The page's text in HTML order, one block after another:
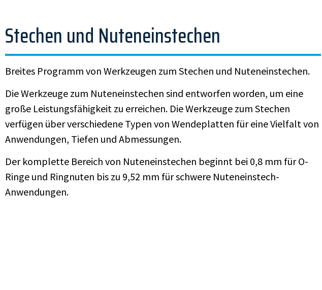
Stechen und Nuteneinstechen
Breites Programm von Werkzeugen zum Stechen und Nuteneinstechen.
Die Werkzeuge zum Nuteneinstechen sind entworfen worden, um eine
große Leistungsfähigkeit zu erreichen. Die Werkzeuge zum Stechen
verfügen über verschiedene Typen von Wendeplatten für eine Vielfalt von
Anwendungen, Tiefen und Abmessungen.
Der komplette Bereich von Nuteneinstechen beginnt bei 0,8 mm für O-
Ringe und Ringnuten bis zu 9,52 mm für schwere Nuteneinstech-
Anwendungen.